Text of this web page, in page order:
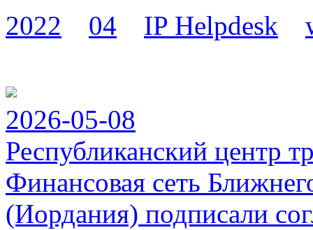
2022 04 IP Helpdesk
2026-05-08
Республиканский центр
Финансовая сеть
(Иордания) подписали